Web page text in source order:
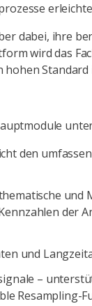
dabei, ihre
wird das
den
und
der
und
–
Resampling-